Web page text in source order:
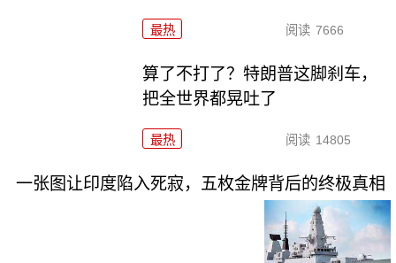
最热 阅读 7666
算了不打了？特朗普这脚刹车，
把全世界都晃吐了
最热 阅读 14805
一张图让印度陷入死寂，五枚金牌背后的终极真相